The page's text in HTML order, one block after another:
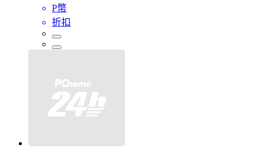
P幣
折扣